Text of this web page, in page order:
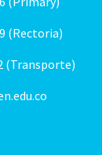
(Rectoria)
(Transporte)